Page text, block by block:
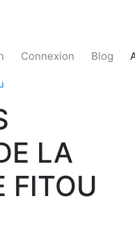
Connexion Blog
LA
FITOU